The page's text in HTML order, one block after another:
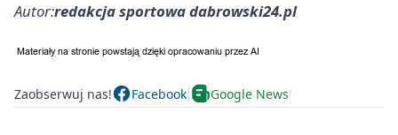
Autor:redakcja sportowa dabrowski24.pl
Zaobserwuj nas! Facebook Google News